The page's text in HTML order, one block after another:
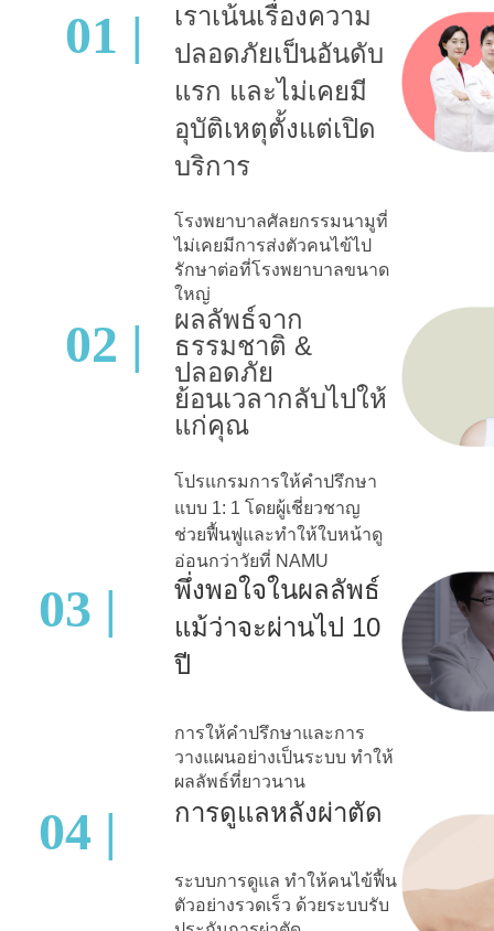
01 |
เราเน้นเรื่องความ
ปลอดภัยเป็นอันดับ
แรก และไม่เคยมี
อุบัติเหตุตั้งแต่เปิด
บริการ
โรงพยาบาลศัลยกรรมนามูที่
ไม่เคยมีการส่งตัวคนไข้ไป
รักษาต่อที่โรงพยาบาลขนาด
ใหญ่
02 |
ผลลัพธ์จาก
ธรรมชาติ &
ปลอดภัย
ย้อนเวลากลับไปให้
แก่คุณ
โปรแกรมการให้คำปรึกษา
แบบ 1: 1 โดยผู้เชี่ยวชาญ
ช่วยฟื้นฟูและทำให้ใบหน้าดู
อ่อนกว่าวัยที่ NAMU
03 |
พึ่งพอใจในผลลัพธ์
แม้ว่าจะผ่านไป 10
ปี
การให้คำปรึกษาและการ
วางแผนอย่างเป็นระบบ ทำให้
ผลลัพธ์ที่ยาวนาน
04 | การดูแลหลังผ่าตัด
ระบบการดูแล ทำให้คนไข้ฟื้น
ตัวอย่างรวดเร็ว ด้วยระบบรับ